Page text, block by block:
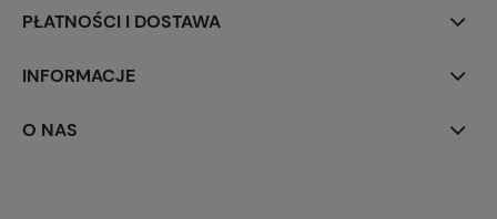
PŁATNOŚCI I DOSTAWA
INFORMACJE
O NAS